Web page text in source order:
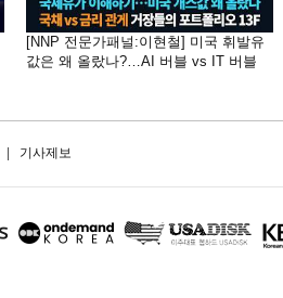
[NNP 전문가패널:이현철] 미국 휘발유
값은 왜 올랐나?…AI 버블 vs IT 버블
기사제보